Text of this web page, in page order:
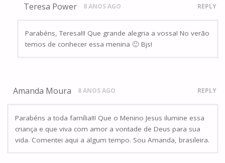
Teresa Power 8 ANOS AGO REPLY
Parabéns, Teresa!!! Que grande alegria a vossa! No verão
temos de conhecer essa menina 🙂 Bjs!
Amanda Moura 8 ANOS AGO REPLY
Parabéns a toda família!!! Que o Menino Jesus ilumine essa
criança e que viva com amor a vontade de Deus para sua
vida. Comentei aqui a algum tempo. Sou Amanda, brasileira.